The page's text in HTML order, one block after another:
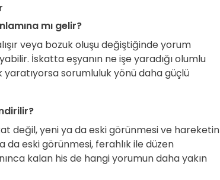
mı gelir?
veya bozuk oluşu değiştiğinde yorum
İskatta eşyanın ne işe yaradığı olumlu
yaratıyorsa sorumluluk yönü daha güçlü
değil, yeni ya da eski görünmesi ve hareketin
eski görünmesi, ferahlık ile düzen
kalan his de hangi yorumun daha yakın